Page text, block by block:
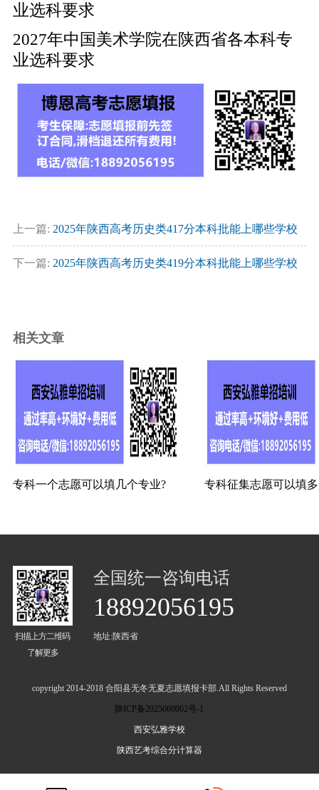
业选科要求
2027年中国美术学院在陕西省各本科专
业选科要求
上一篇: 2025年陕西高考历史类417分本科批能上哪些学校
下一篇: 2025年陕西高考历史类419分本科批能上哪些学校
相关文章
专科一个志愿可以填几个专业? 专科征集志愿可以填
扫描上方二维码
了解更多
全国统一咨询电话
18892056195
地址:陕西省
copyright 2014-2018 合阳县无冬无夏志愿填报卡部.All Rights Reserved
陕ICP备2025060062号-1
西安弘雅学校
陕西艺考综合分计算器